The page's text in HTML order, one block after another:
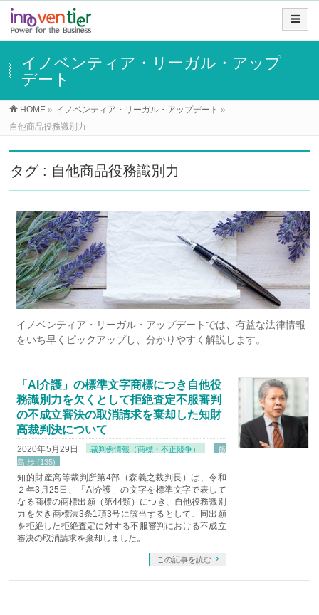
イノベンティア・リーガル・アップ
デート
HOME » イノベンティア・リーガル・アップデート »
自他商品役務識別力
タグ : 自他商品役務識別力
イノベンティア・リーガル・アップデートでは、有益な法律情報
をいち早くピックアップし、分かりやすく解説します。
「AI介護」の標準文字商標につき自他役
務識別力を欠くとして拒絶査定不服審判
の不成立審決の取消請求を棄却した知財
高裁判決について
2020年5月29日 裁判例情報（商標・不正競争）
飯
島 歩 (135)
知的財産高等裁判所第4部（森義之裁判長）は、令和
２年3月25日、「AI介護」の文字を標準文字で表して
なる商標の商標出願（第44類）につき、自他役務識別
力を欠き商標法3条1項3号に該当するとして、同出願
を拒絶した拒絶査定に対する不服審判における不成立
審決の取消請求を棄却しました。
この記事を読む